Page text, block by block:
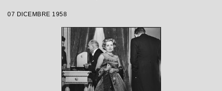
Votto con la regia di Margherita
07 DICEMBRE 1958